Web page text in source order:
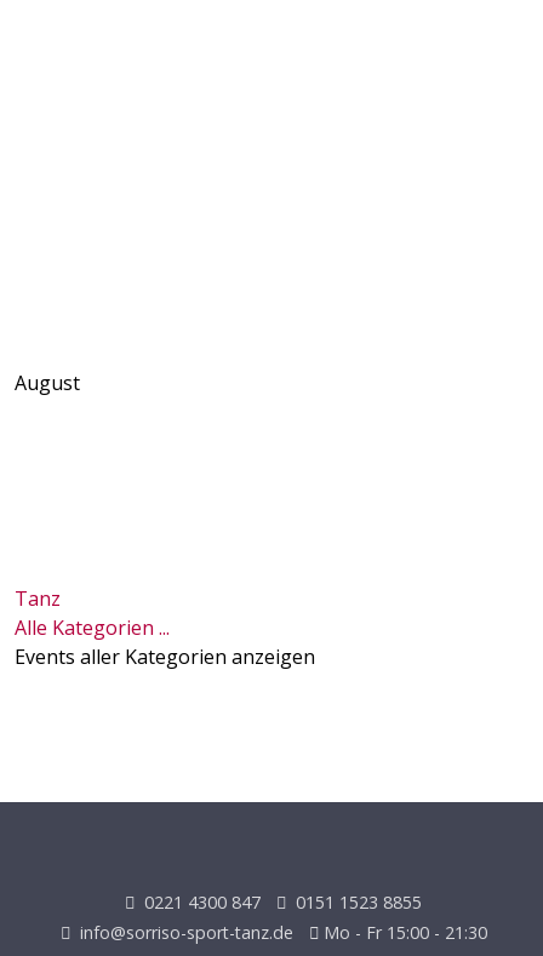
August
Tanz
Alle Kategorien ...
Events aller Kategorien anzeigen
0221 4300 847
0151 1523 8855
info@sorriso-sport-tanz.de
Mo - Fr 15:00 - 21:30